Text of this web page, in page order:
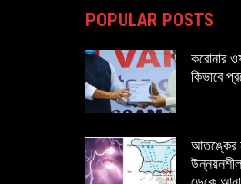
POPULAR POSTS
করোনার
কিভাবে
আতঙ্কের